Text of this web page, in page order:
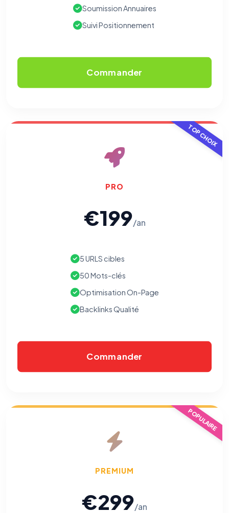
Soumission Annuaires
Suivi Positionnement
Commander
TOP CHOIX
PRO
€199/an
5 URLS cibles
50 Mots-clés
Optimisation On-Page
Backlinks Qualité
Commander
POPULAIRE
PREMIUM
€299/an
TOUJOURS ACTIF
mémorisation de vos choix de consentement. Ils ne
peuvent pas être désactivés.
Cookies analytiques